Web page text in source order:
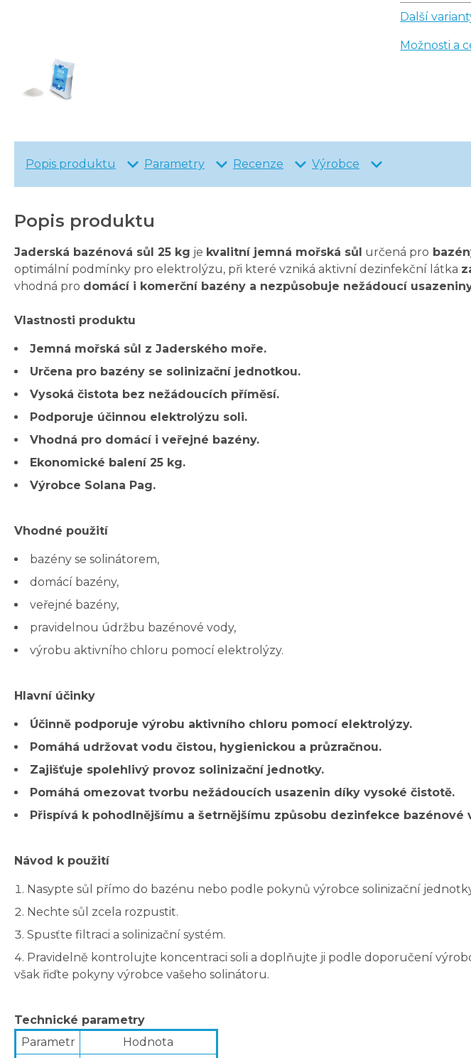
Další
Možnosti a
Popis produktu Parametry Recenze Výrobce
Popis produktu
Jaderská bazénová sůl 25 kg je kvalitní jemná mořská sůl určená pro
optimální podmínky pro elektrolýzu, při které vzniká aktivní dezinfekční látka
vhodná pro domácí i komerční bazény a nezpůsobuje nežádoucí
Vlastnosti produktu
Jemná mořská sůl z Jaderského moře.
Určena pro bazény se solinizační jednotkou.
Vysoká čistota bez nežádoucích příměsí.
Podporuje účinnou elektrolýzu soli.
Vhodná pro domácí i veřejné bazény.
Ekonomické balení 25 kg.
Výrobce Solana Pag.
Vhodné použití
bazény se solinátorem,
domácí bazény,
veřejné bazény,
pravidelnou údržbu bazénové vody,
výrobu aktivního chloru pomocí elektrolýzy.
Hlavní účinky
Účinně podporuje výrobu aktivního chloru pomocí elektrolýzy.
Pomáhá udržovat vodu čistou, hygienickou a průzračnou.
Zajišťuje spolehlivý provoz solinizační jednotky.
Pomáhá omezovat tvorbu nežádoucích usazenin díky vysoké čistotě.
Přispívá k pohodlnějšímu a šetrnějšímu způsobu dezinfekce bazénové
Návod k použití
Nasypte sůl přímo do bazénu nebo podle pokynů výrobce solinizační
Nechte sůl zcela rozpustit.
Spusťte filtraci a solinizační systém.
Pravidelně kontrolujte koncentraci soli a doplňujte ji podle doporučení
však řiďte pokyny výrobce vašeho solinátoru.
Technické parametry
Parametr
Hodnota